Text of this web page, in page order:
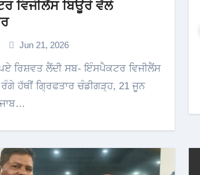
ਵਿਜੀਲੈਂਸ ਬਿਊਰੋ ਵੱਲੋ
Jun 21, 2026
ਹੱਥੀਂ ਗ੍ਰਿਫਤਾਰ ਚੰਡੀਗੜ੍ਹ, 21 ਜੂਨ